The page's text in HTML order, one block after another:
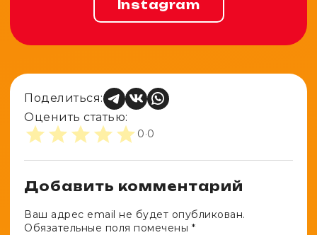
Instagram
Поделиться:
Оценить статью:
0·0
Добавить комментарий
Ваш адрес email не будет опубликован.
Обязательные поля помечены *